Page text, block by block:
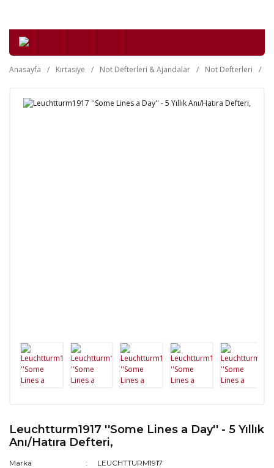
Anasayfa Kırtasiye Not Defterleri & Ajandalar Not Defterleri
Leuchtturm1917 ''Some Lines a Day'' - 5 Yıllık
Anı/Hatıra Defteri,
Marka
LEUCHTTURM1917